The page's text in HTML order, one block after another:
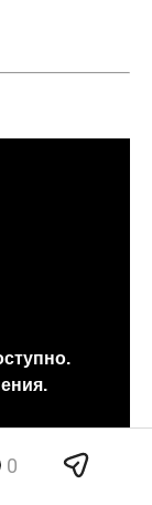
0